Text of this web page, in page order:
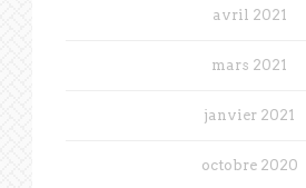
avril 2021
mars 2021
janvier 2021
octobre 2020